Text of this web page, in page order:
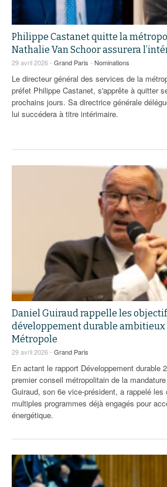
Philippe Castanet quitte la
Nathalie Van Schoor assurera
29 avril 2026 - Grand Paris - Nominations
Le directeur général des services de la
préfet Philippe Castanet, s'apprête à quitter
prochains jours. Sa directrice générale
lui succédera à titre intérimaire.
Daniel Guiraud rappelle les
développement durable ambitieux
Métropole
29 avril 2026 - Grand Paris
En actant le rapport Développement durable
premier conseil métropolitain de la
Guiraud, son 6e vice-président, a rappelé
multiples programmes déjà engagés pour
énergétique.